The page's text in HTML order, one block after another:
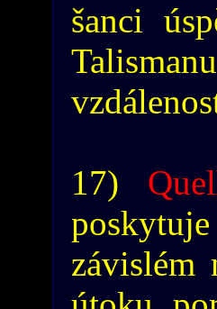
šanci
17)